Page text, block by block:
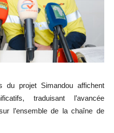
du projet Simandou affichent
traduisant l’avancée
l’ensemble de la chaîne de